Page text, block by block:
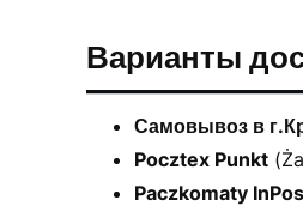
Варианты
Самовывоз в
Pocztex Punkt
Paczkomaty